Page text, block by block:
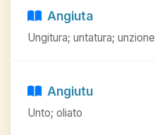
Angiuta
Ungitura; untatura; unzione
Angiutu
Unto; oliato